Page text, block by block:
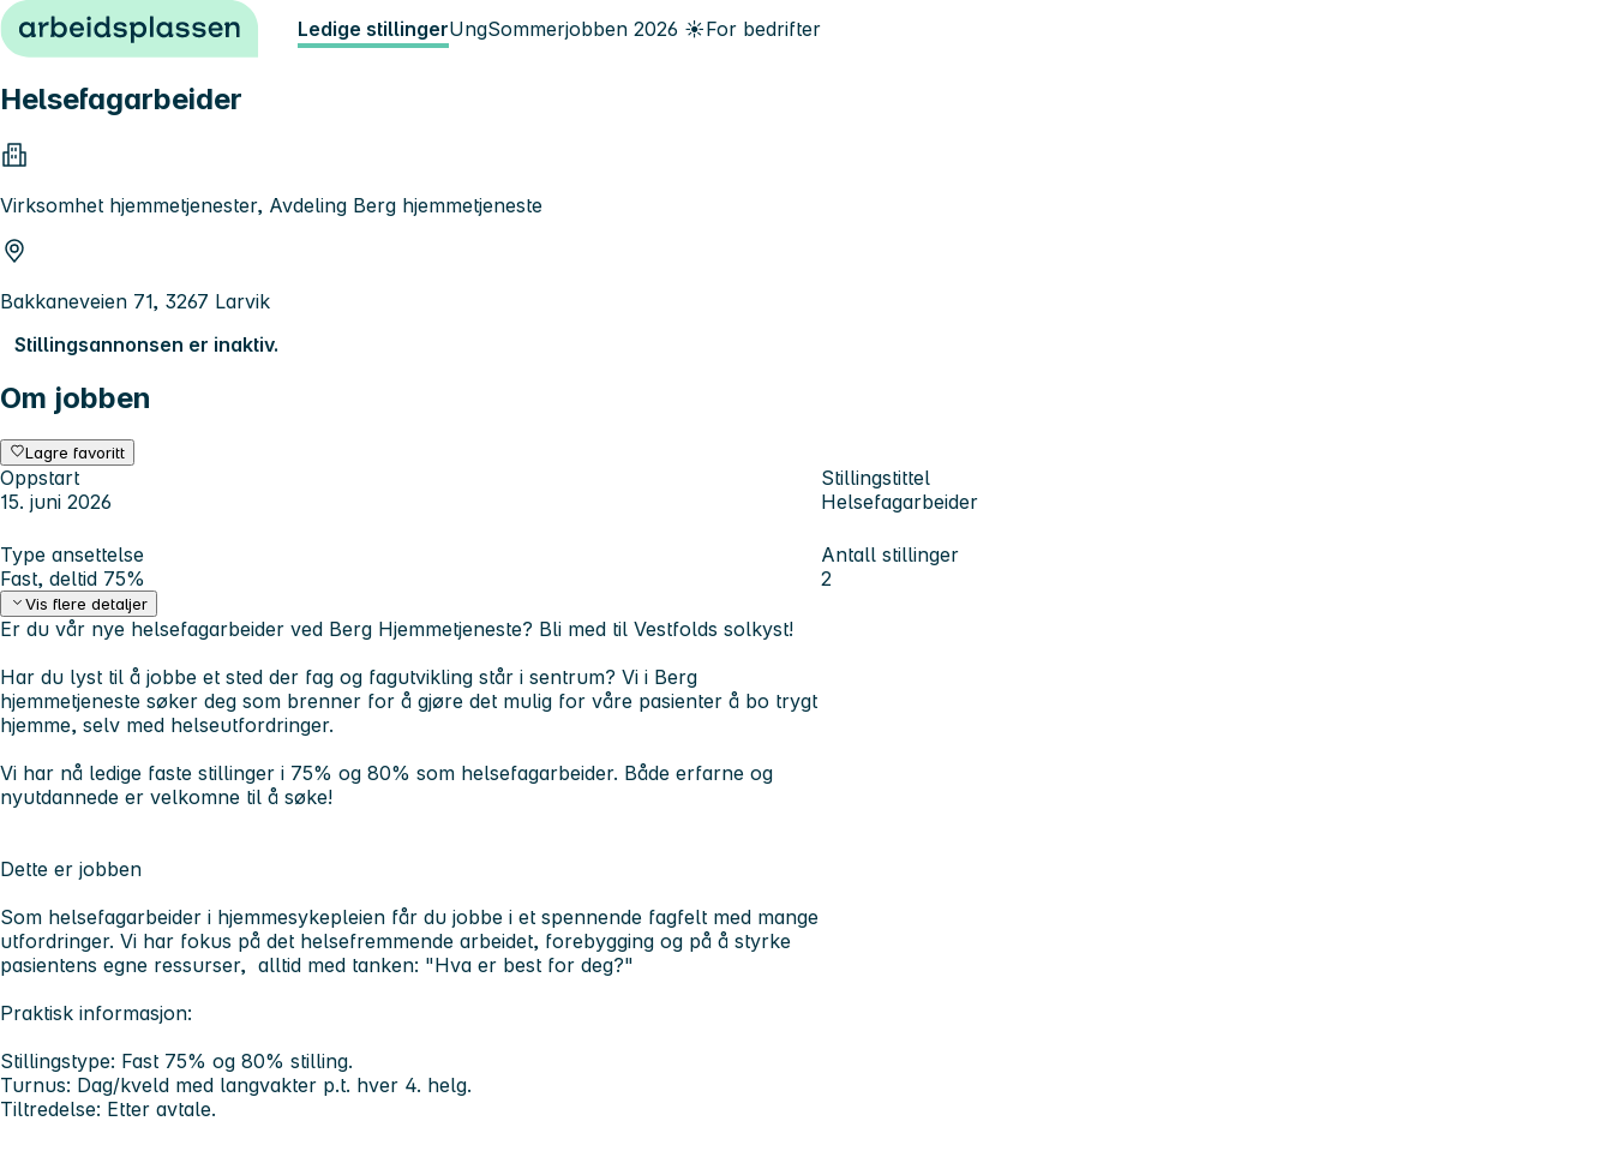
Hopp til innhold Ledige stillingerUngSommerjobben 2026 ☀️For bedrifter
Helsefagarbeider
Virksomhet hjemmetjenester, Avdeling Berg hjemmetjeneste
Bakkaneveien 71, 3267 Larvik
Stillingsannonsen er inaktiv.
Om jobben
Lagre favoritt
Oppstart
15. juni 2026
Stillingstittel
Helsefagarbeider
Type ansettelse
Fast, deltid 75%
Antall stillinger
2
Vis flere detaljer
Er du vår nye helsefagarbeider ved Berg Hjemmetjeneste? Bli med til Vestfolds solkyst!
Har du lyst til å jobbe et sted der fag og fagutvikling står i sentrum? Vi i Berg
hjemmetjeneste søker deg som brenner for å gjøre det mulig for våre pasienter å bo trygt
hjemme, selv med helseutfordringer.
Vi har nå ledige faste stillinger i 75% og 80% som helsefagarbeider. Både erfarne og
nyutdannede er velkomne til å søke!
Dette er jobben
Som helsefagarbeider i hjemmesykepleien får du jobbe i et spennende fagfelt med mange
utfordringer. Vi har fokus på det helsefremmende arbeidet, forebygging og på å styrke
pasientens egne ressurser, alltid med tanken: "Hva er best for deg?"
Praktisk informasjon:
Stillingstype: Fast 75% og 80% stilling.
Turnus: Dag/kveld med langvakter p.t. hver 4. helg.
Tiltredelse: Etter avtale.